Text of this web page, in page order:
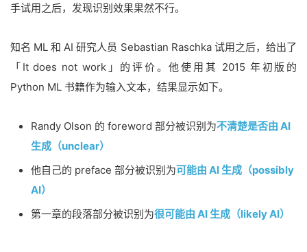
手试用之后，发现识别效果果然不行。
知名 ML 和 AI 研究人员 Sebastian Raschka 试用之后，给出了
「It does not work」的评价。他使用其 2015 年初版的
Python ML 书籍作为输入文本，结果显示如下。
Randy Olson 的 foreword 部分被识别为不清楚是否由 AI
生成（unclear）
他自己的 preface 部分被识别为可能由 AI 生成（possibly
AI）
第一章的段落部分被识别为很可能由 AI 生成（likely AI）